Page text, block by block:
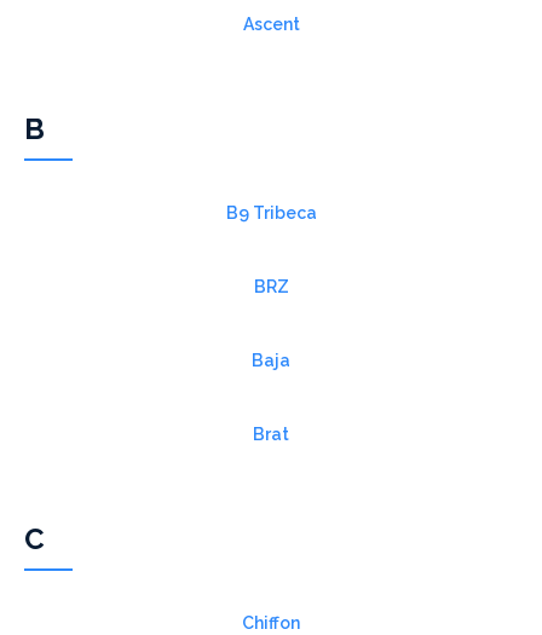
Ascent
B
B9 Tribeca
BRZ
Baja
Brat
C
Chiffon